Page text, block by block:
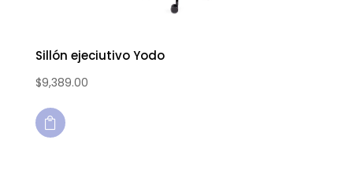
Sillón ejeciutivo Yodo
$9,389.00
